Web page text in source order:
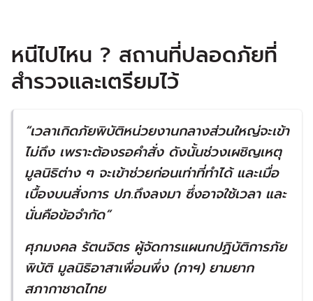
หนีไปไหน ? สถานที่ปลอดภัยที่
สำรวจและเตรียมไว้
“เวลาเกิดภัยพิบัติหน่วยงานกลางส่วนใหญ่จะเข้า
ไม่ถึง เพราะต้องรอคำสั่ง ดังนั้นช่วงเผชิญเหตุ
มูลนิธิต่าง ๆ จะเข้าช่วยก่อนเท่าที่ทำได้ และเมื่อ
เบื้องบนสั่งการ ปภ.ถึงลงมา ซึ่งอาจใช้เวลา และ
นั่นคือข้อจำกัด”
ศุภมงคล รัตนจิตร ผู้จัดการแผนกปฏิบัติการภัย
พิบัติ มูลนิธิอาสาเพื่อนพึ่ง (ภาฯ)ยามยาก
สภากาชาดไทย